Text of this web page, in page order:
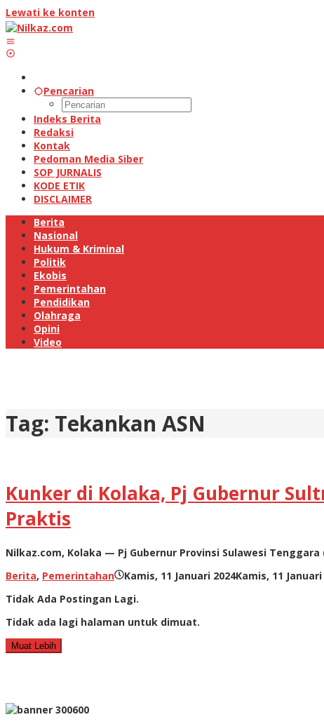
Lewati ke konten
Pencarian
Indeks Berita
Redaksi
Kontak
Pedoman Media Siber
SOP JURNALIS
KODE ETIK
DISCLAIMER
Berita
Nasional
Hukum & Kriminal
Politik
Ekobis
Pemerintahan
Pendidikan
Olahraga
Opini
Video
Tag: Tekankan ASN
Kunker di Kolaka, Pj Gubernur
Praktis
Nilkaz.com, Kolaka — Pj Gubernur Provinsi Sulawesi
Berita, Pemerintahan Kamis, 11 Januari 2024Kamis, 11 Januari
Tidak Ada Postingan Lagi.
Tidak ada lagi halaman untuk dimuat.
Muat Lebih